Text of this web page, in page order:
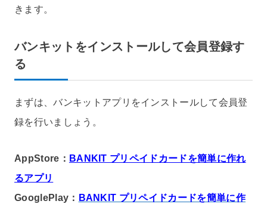
きます。
バンキットをインストールして会員登録す
る
まずは、バンキットアプリをインストールして会員登
録を行いましょう。
AppStore： BANKIT プリペイドカードを簡単に作れ
るアプリ
GooglePlay： BANKIT プリペイドカードを簡単に作